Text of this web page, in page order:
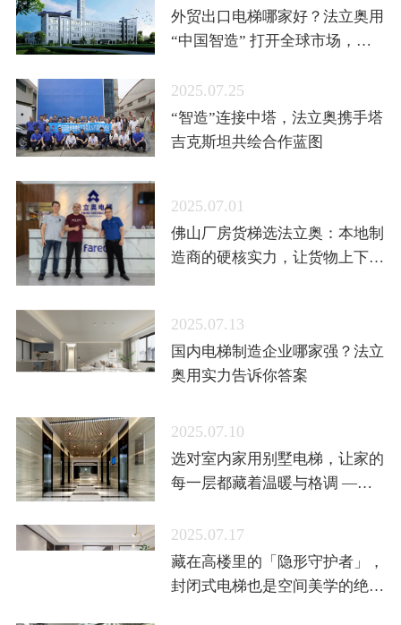
外贸出口电梯哪家好？法立奥用
“中国智造” 打开全球市场，定
2025.07.25
“智造”连接中塔，法立奥携手塔
吉克斯坦共绘合作蓝图
2025.07.01
佛山厂房货梯选法立奥：本地制
造商的硬核实力，让货物上下更
2025.07.13
国内电梯制造企业哪家强？法立
奥用实力告诉你答案
2025.07.10
选对室内家用别墅电梯，让家的
每一层都藏着温暖与格调 ——
2025.07.17
藏在高楼里的「隐形守护者」，
封闭式电梯也是空间美学的绝绝